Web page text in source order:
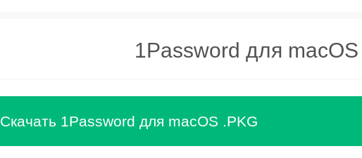
1Password для macOS
Скачать 1Password для macOS .PKG